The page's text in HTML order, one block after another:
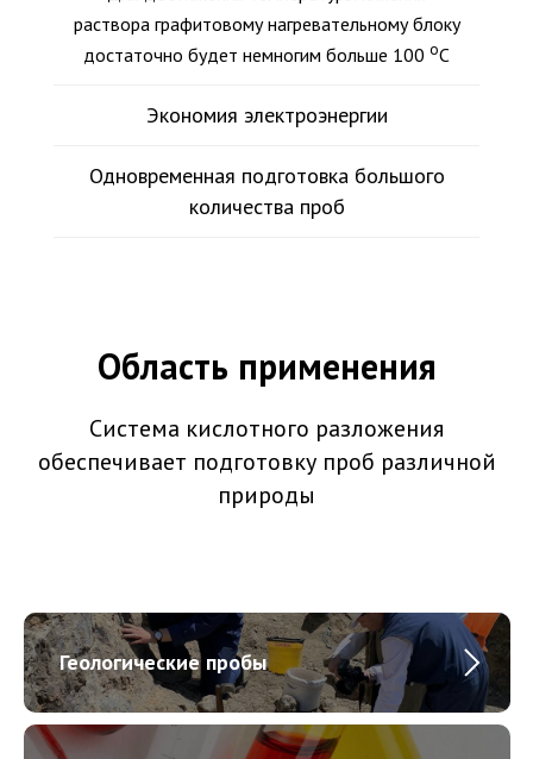
раствора графитовому нагревательному блоку
достаточно будет немногим больше 100 oС
Экономия электроэнергии
Одновременная подготовка большого
количества проб
Область применения
Система кислотного разложения
обеспечивает подготовку проб различной
природы
Геологические пробы